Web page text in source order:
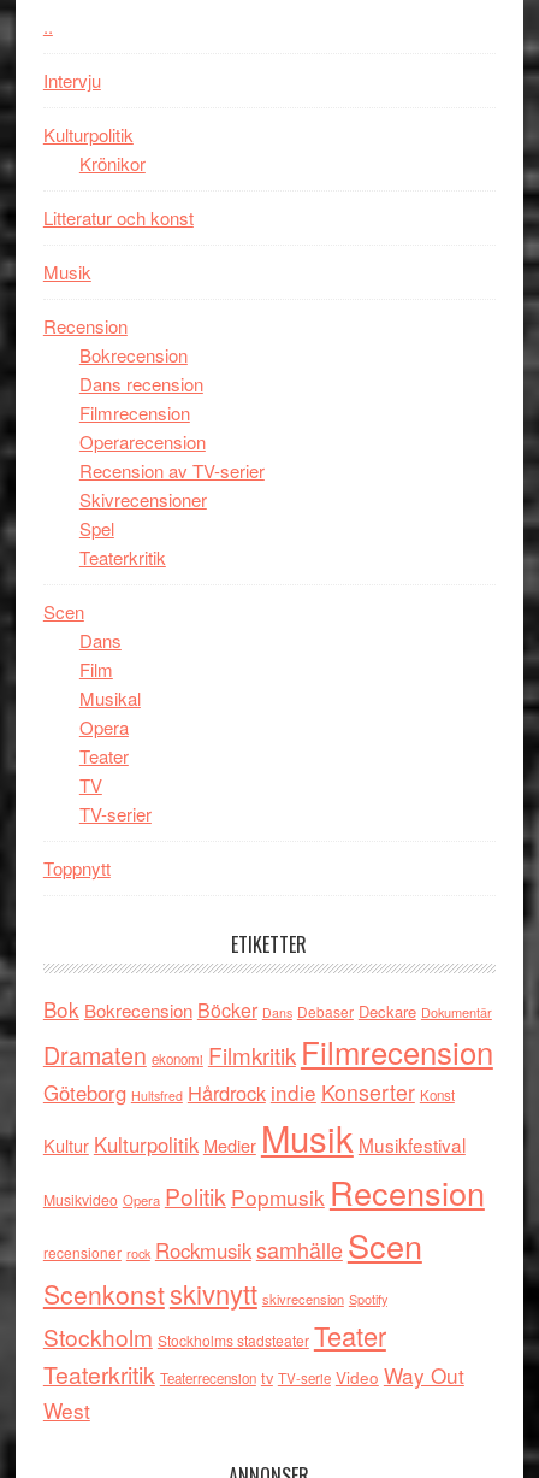
..
Intervju
Kulturpolitik
Krönikor
Litteratur och konst
Musik
Recension
Bokrecension
Dans recension
Filmrecension
Operarecension
Recension av TV-serier
Skivrecensioner
Spel
Teaterkritik
Scen
Dans
Film
Musikal
Opera
Teater
TV
TV-serier
Toppnytt
ETIKETTER
Bok Bokrecension Böcker Dans Debaser Deckare Dokumentär
Dramaten ekonomi Filmkritik Filmrecension
Göteborg Hultsfred Hårdrock indie Konserter Konst
Kultur Kulturpolitik Medier Musik Musikfestival
Musikvideo Opera Politik Popmusik Recension
recensioner rock RockmusiksamhälleScen
Scenkonstskivnytt skivrecension Spotify
Stockholm Stockholms stadsteater Teater
Teaterkritik Teaterrecension tv TV-serie Video Way Out
West